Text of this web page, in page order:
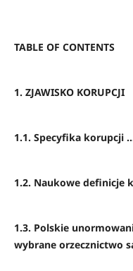
TABLE OF CONTENTS
1. ZJAWISKO KORUPCJI
1.1. Specyfika korupcji
1.2. Naukowe definicje
1.3. Polskie
wybrane orzecznictwo